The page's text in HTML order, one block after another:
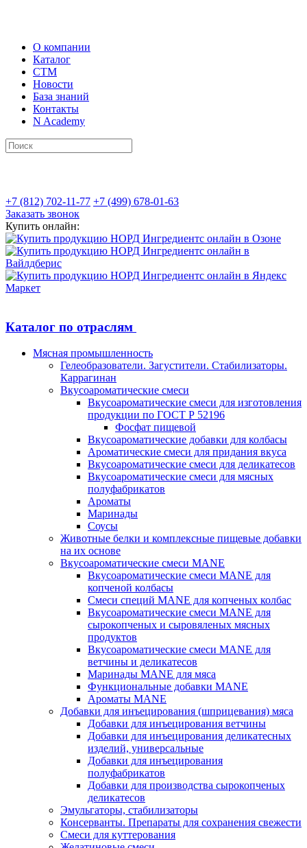
О компании
Каталог
СТМ
Новости
База знаний
Контакты
N Academy
+7 (812) 702-11-77 +7 (499) 678-01-63
Заказать звонок
Купить онлайн:
Каталог по отраслям
Мясная промышленность
Гелеобразователи. Загустители. Стабилизаторы.
Каррагинан
Вкусоароматические смеси
Вкусоароматические смеси для изготовления
продукции по ГОСТ Р 52196
Фосфат пищевой
Вкусоароматические добавки для колбасы
Ароматические смеси для придания вкуса
Вкусоароматические смеси для деликатесов
Вкусоароматические смеси для мясных
полуфабрикатов
Ароматы
Маринады
Соусы
Животные белки и комплексные пищевые добавки
на их основе
Вкусоароматические смеси MANE
Вкусоароматические смеси MANE для
копченой колбасы
Смеси специй MANE для копченых колбас
Вкусоароматические смеси MANE для
сырокопченых и сыровяленых мясных
продуктов
Вкусоароматические смеси MANE для
ветчины и деликатесов
Маринады MANE для мяса
Функциональные добавки MANE
Ароматы MANE
Добавки для инъецирования (шприцевания) мяса
Добавки для инъецирования ветчины
Добавки для инъецирования деликатесных
изделий, универсальные
Добавки для инъецирования
полуфабрикатов
Добавки для производства сырокопченых
деликатесов
Эмульгаторы, стабилизаторы
Консерванты. Препараты для сохранения свежести
Смеси для куттерования